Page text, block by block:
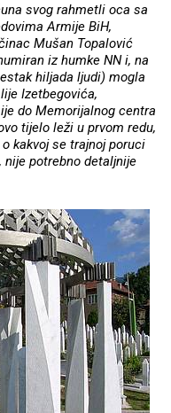
svog rahmetli oca sa
Armije BiH,
Mušan Topalović
iz humke NN i, na
hiljada ljudi) mogla
Izetbegovića,
do Memorijalnog centra
tijelo leži u prvom redu,
kakvoj se trajnoj poruci
potrebno detaljnije